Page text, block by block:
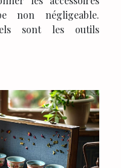
non négligeable.
sont les outils